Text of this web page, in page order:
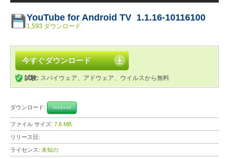
YouTube for Android TV 1.1.16-10116100
1,593 ダウンロード
今すぐダウンロード
試験: スパイウェア、アドウェア、ウイルスから無料
ダウンロード: Android
ファイル サイズ: 7.6 MB
リリース日:
ライセンス: 未知の